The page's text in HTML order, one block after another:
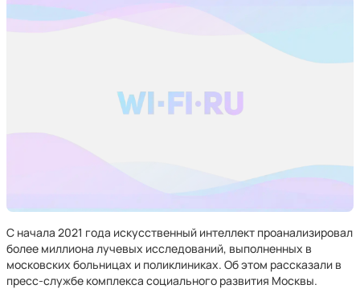
С начала 2021 года искусственный интеллект проанализировал
более миллиона лучевых исследований, выполненных в
московских больницах и поликлиниках. Об этом рассказали в
пресс-службе комплекса социального развития Москвы.